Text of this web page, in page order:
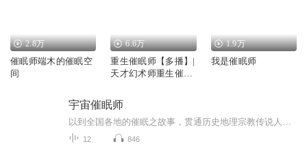
2.8万
催眠师端木的催眠空
间
6.6万
重生催眠师【多播】|
天才幻术师重生催眠
1.9万
我是催眠师
宇宙催眠师
12 846